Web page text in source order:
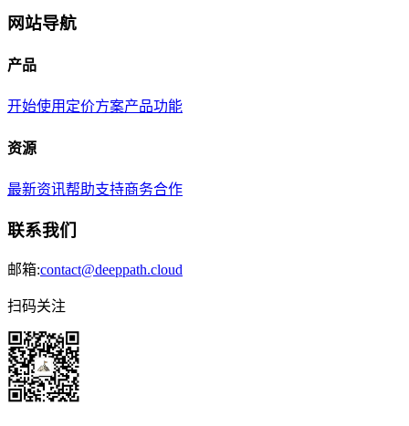
网站导航
产品
开始使用 定价方案产品功能
资源
最新资讯帮助支持商务合作
联系我们
邮箱:contact@deeppath.cloud
扫码关注